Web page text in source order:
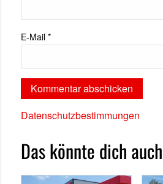
E-Mail *
Datenschutzbestimmungen
Das könnte dich